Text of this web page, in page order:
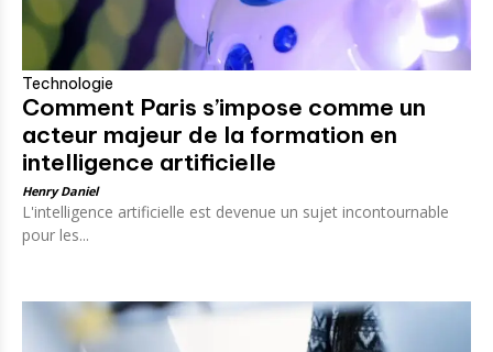
Technologie
Comment Paris s’impose comme un
acteur majeur de la formation en
intelligence artificielle
Henry Daniel
L'intelligence artificielle est devenue un sujet incontournable
pour les...